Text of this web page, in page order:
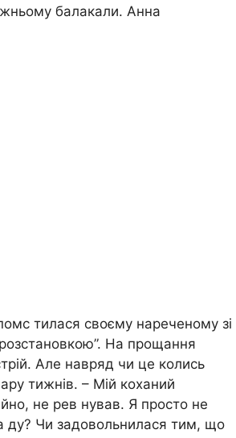
балакали. Анна
тилася своєму нареченому зі
На прощання
Але навряд чи це колись
тижнів. – Мій коханий
не рев нував. Я просто не
ду? Чи задовольнилася тим, що